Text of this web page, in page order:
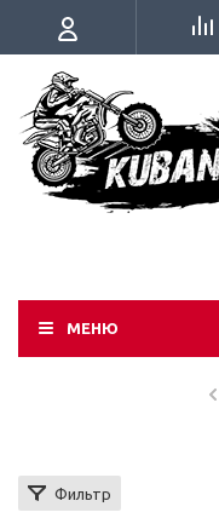
МЕНЮ
Фильтр